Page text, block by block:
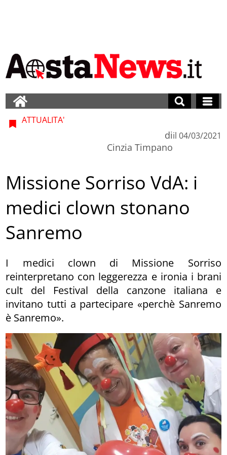
ATTUALITA'
di
Cinzia Timpano
il 04/03/2021
Missione Sorriso VdA: i
medici clown stonano
Sanremo
I medici clown di Missione Sorriso
reinterpretano con leggerezza e ironia i brani
cult del Festival della canzone italiana e
invitano tutti a partecipare «perchè Sanremo
è Sanremo».